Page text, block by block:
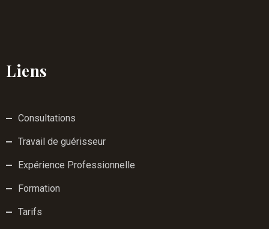
Liens
Consultations
Travail de guérisseur
Expérience Professionnelle
Formation
Tarifs